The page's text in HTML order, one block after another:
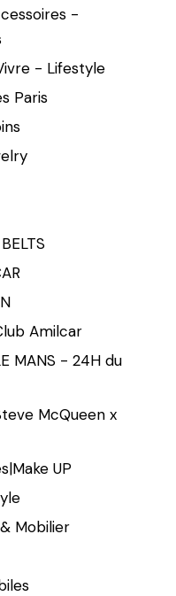
-
- Lifestyle
Paris
Amilcar
MANS - 24H du
McQueen x
UP
Mobilier